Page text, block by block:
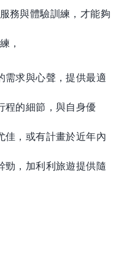
務與體驗訓練，才能夠
，
需求與心聲，提供最適
程的細節，與自身優
佳，或有計畫於近年內
勁，加利利旅遊提供隨